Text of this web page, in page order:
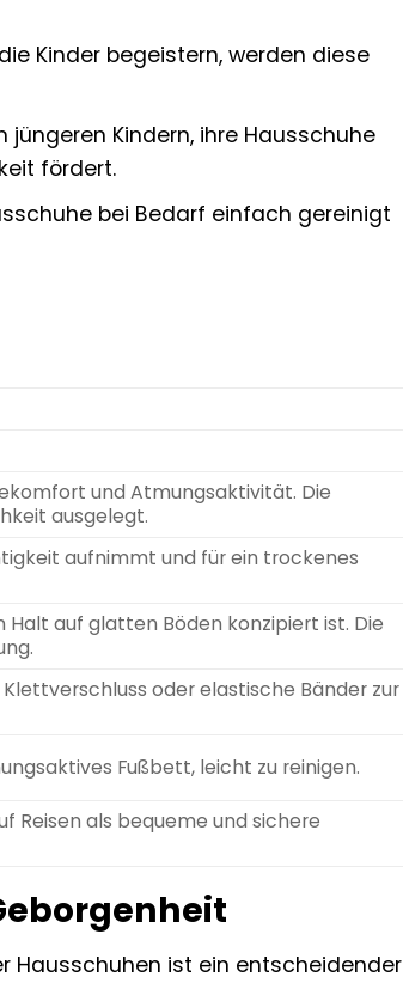
Kinder begeistern, werden diese
Kindern, ihre Hausschuhe
fördert.
bei Bedarf einfach gereinigt
und Atmungsaktivität. Die
ausgelegt.
aufnimmt und für ein trockenes
auf glatten Böden konzipiert ist. Die
oder elastische Bänder zur
Fußbett, leicht zu reinigen.
Reisen als bequeme und sichere
Hausschuhen ist ein entscheidender